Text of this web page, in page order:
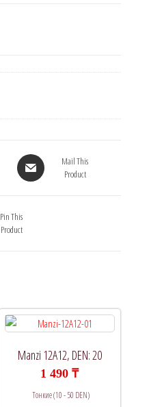
Mail This
Product
Pin This
Product
Manzi 12A12, DEN: 20
1 490₸
Тонкие (10 - 50 DEN)